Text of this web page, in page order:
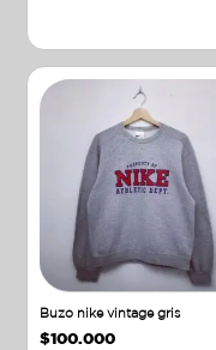
Buzo nike vintage gris
$100.000